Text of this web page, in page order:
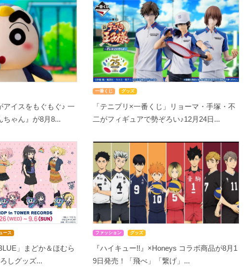
アイスをもぐもぐ♪ 一
ちゃん』が8月8...
一番くじ グッズ
「テニプリ×一番くじ」リョーマ・手塚・不
二がフィギュアで勢ぞろい♪12月24日...
ース
」まどか＆ほむら
しグッズ...
ファッション グッズ
『ハイキュー!!』×Honeys コラボ商品が8月1
9日発売！「飛べ」「繋げ」...